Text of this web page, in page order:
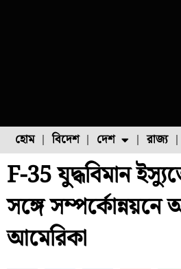
হোম বিদেশ দেশ
ফুল চাষ ফল
রাজ্য
F-35 যুদ্ধবিমান
সঙ্গে সম্পর্কোন্নয়নে
আমেরিকা